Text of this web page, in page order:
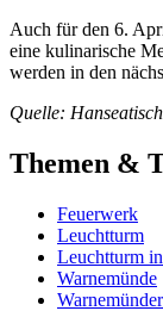
Auch für den 6.
eine kulinarische
werden in den
Quelle:
Themen &
Feuerwerk
Leuchtturm
Leuchtturm
Warnemünde